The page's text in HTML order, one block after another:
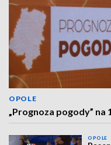
OPOLE
„Prognoza pogody” na
OPOLE